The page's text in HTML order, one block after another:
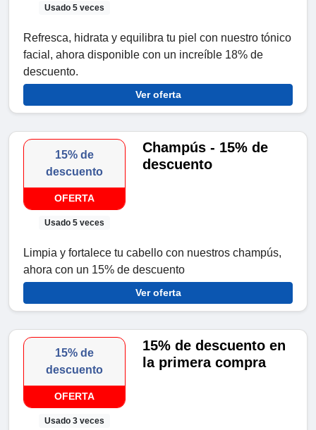
Usado 5 veces
Refresca, hidrata y equilibra tu piel con nuestro tónico
facial, ahora disponible con un increíble 18% de
descuento.
Ver oferta
15% de
descuento
OFERTA
Usado 5 veces
Champús - 15% de
descuento
Limpia y fortalece tu cabello con nuestros champús,
ahora con un 15% de descuento
Ver oferta
15% de
descuento
OFERTA
Usado 3 veces
15% de descuento en
la primera compra